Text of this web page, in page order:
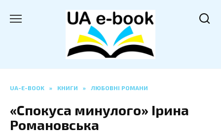
UA-E-BOOK » КНИГИ » ЛЮБОВНІ РОМАНИ
«Спокуса минулого» Ірина
Романовська